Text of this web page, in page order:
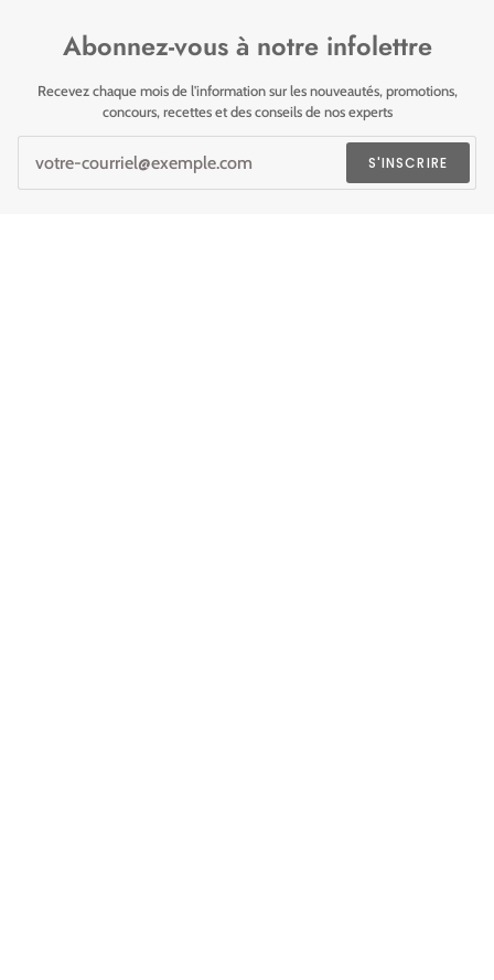
Abonnez-vous à notre infolettre
Recevez chaque mois de l'information sur les nouveautés, promotions,
concours, recettes et des conseils de nos experts
S'INSCRIRE